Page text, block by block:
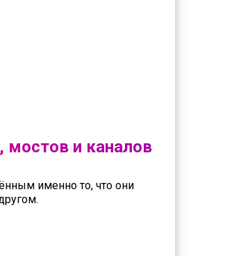
мостов и каналов
именно то, что они